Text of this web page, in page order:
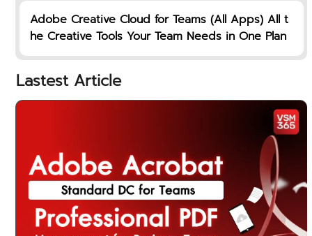
Adobe Creative Cloud for Teams (All Apps) All t
he Creative Tools Your Team Needs in One Plan
Lastest Article